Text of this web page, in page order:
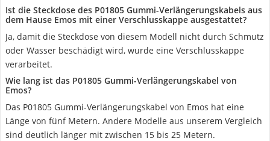
Ist die Steckdose des P01805 Gummi-Verlängerungskabels aus
dem Hause Emos mit einer Verschlusskappe ausgestattet?
Ja, damit die Steckdose von diesem Modell nicht durch Schmutz
oder Wasser beschädigt wird, wurde eine Verschlusskappe
verarbeitet.
Wie lang ist das P01805 Gummi-Verlängerungskabel von
Emos?
Das P01805 Gummi-Verlängerungskabel von Emos hat eine
Länge von fünf Metern. Andere Modelle aus unserem Vergleich
sind deutlich länger mit zwischen 15 bis 25 Metern.